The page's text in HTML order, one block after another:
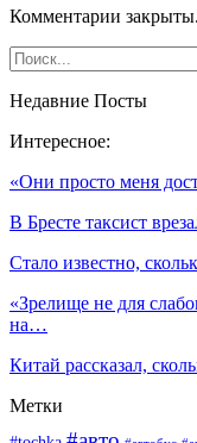
Комментарии закрыты.
Недавние Посты
Интересное:
«Они просто меня
В Бресте таксист
Стало известно,
«Зрелище не для
на…
Китай рассказал,
Метки